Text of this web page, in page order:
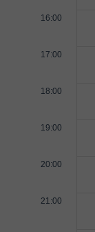
16:00
17:00
18:00
19:00
20:00
21:00